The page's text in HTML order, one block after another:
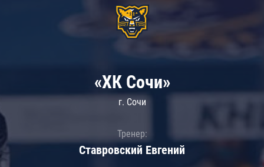
«ХК Сочи»
г. Сочи
Тренер:
Ставровский Евгений